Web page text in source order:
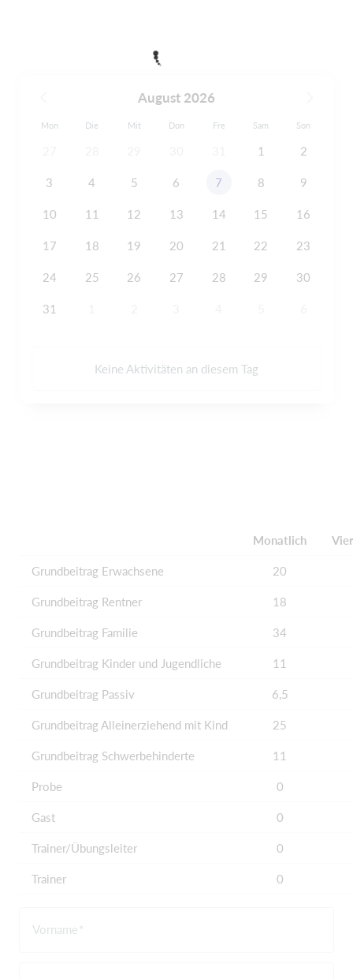
August 2026
Mon Die Mit Don Fre Sam Son
1 2
3 4 5 6 7 8 9
10 11 12 13 14 15 16
17 18 19 20 21 22 23
24 25 26 27 28 29 30
31
Keine Aktivitäten an diesem Tag
Monatlich
Grundbeitrag Erwachsene 20
Grundbeitrag Rentner 18
Grundbeitrag Familie 34
Grundbeitrag Kinder und Jugendliche 11
Grundbeitrag Passiv 6,5
Grundbeitrag Alleinerziehend mit Kind 25
Grundbeitrag Schwerbehinderte 11
Probe 0
Gast 0
Trainer/Übungsleiter 0
Trainer 0
Vorname